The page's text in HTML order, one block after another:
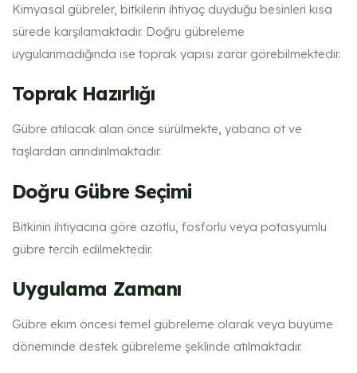
Kimyasal gübreler, bitkilerin ihtiyaç duyduğu besinleri kısa
sürede karşılamaktadır. Doğru gübreleme
uygulanmadığında ise toprak yapısı zarar görebilmektedir.
Toprak Hazırlığı
Gübre atılacak alan önce sürülmekte, yabancı ot ve
taşlardan arındırılmaktadır.
Doğru Gübre Seçimi
Bitkinin ihtiyacına göre azotlu, fosforlu veya potasyumlu
gübre tercih edilmektedir.
Uygulama Zamanı
Gübre ekim öncesi temel gübreleme olarak veya büyüme
döneminde destek gübreleme şeklinde atılmaktadır.